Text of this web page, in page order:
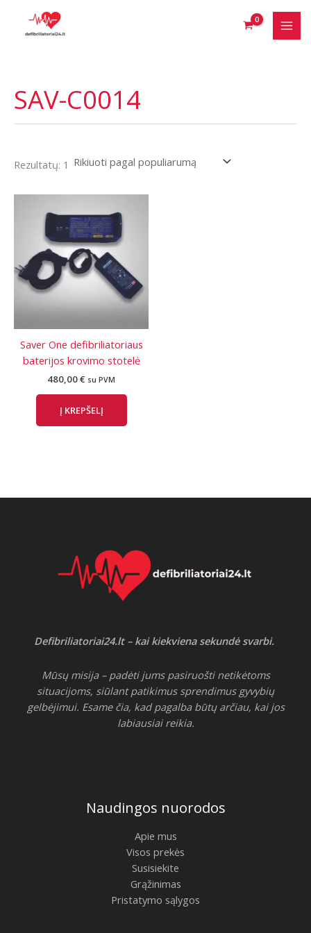
turinio
SAV-C0014
Rezultatų: 1
Saver One defibriliatoriaus
baterijos krovimo stotelė
480,00€ su PVM
Į KREPŠELĮ
Defibriliatoriai24.lt – kai kiekviena sekundė svarbi.
Mūsų misija – padėti jums pasiruošti netikėtoms
situacijoms, siūlant patikimus sprendimus gyvybių
gelbėjimui. Esame čia, kad pagalba būtų arčiau, kai jos
labiausiai reikia.
Naudingos nuorodos
Apie mus
Visos prekės
Susisiekite
Grąžinimas
Pristatymo sąlygos